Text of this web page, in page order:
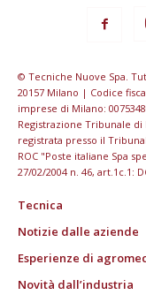
© Tecniche Nuove Spa.
20157 Milano | Codice
imprese di Milano:
Registrazione Tribunale
registrata presso il
ROC "Poste italiane Spa
27/02/2004 n. 46, art.1c.1:
Tecnica
Notizie dalle aziende
Esperienze di
Novità dall’industria